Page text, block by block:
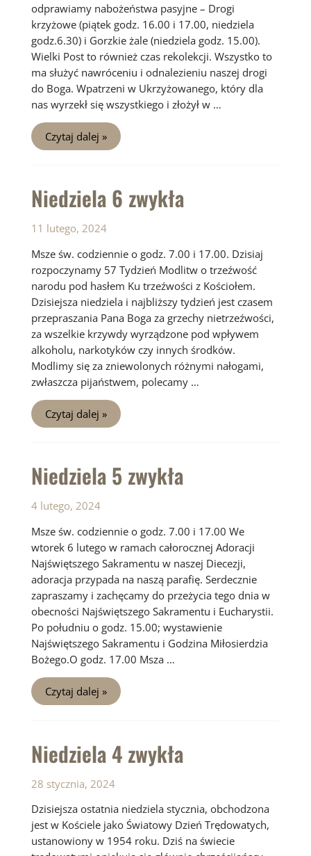
odprawiamy nabożeństwa pasyjne – Drogi
krzyżowe (piątek godz. 16.00 i 17.00, niedziela
godz.6.30) i Gorzkie żale (niedziela godz. 15.00).
Wielki Post to również czas rekolekcji. Wszystko to
ma służyć nawróceniu i odnalezieniu naszej drogi
do Boga. Wpatrzeni w Ukrzyżowanego, który dla
nas wyrzekł się wszystkiego i złożył w …
I
Niedziela
Wielkiego
Czytaj dalej »
Niedziela 6 zwykła
11 lutego, 2024
Msze św. codziennie o godz. 7.00 i 17.00. Dzisiaj
rozpoczynamy 57 Tydzień Modlitw o trzeźwość
narodu pod hasłem Ku trzeźwości z Kościołem.
Dzisiejsza niedziela i najbliższy tydzień jest czasem
przepraszania Pana Boga za grzechy nietrzeźwości,
za wszelkie krzywdy wyrządzone pod wpływem
alkoholu, narkotyków czy innych środków.
Modlimy się za zniewolonych różnymi nałogami,
zwłaszcza pijaństwem, polecamy …
Niedziela
6
zwykła
Czytaj dalej »
Niedziela 5 zwykła
4 lutego, 2024
Msze św. codziennie o godz. 7.00 i 17.00 We
wtorek 6 lutego w ramach całorocznej Adoracji
Najświętszego Sakramentu w naszej Diecezji,
adoracja przypada na naszą parafię. Serdecznie
zapraszamy i zachęcamy do przeżycia tego dnia w
obecności Najświętszego Sakramentu i Eucharystii.
Po południu o godz. 15.00; wystawienie
Najświętszego Sakramentu i Godzina Miłosierdzia
Bożego.O godz. 17.00 Msza …
Niedziela
5
zwykła
Czytaj dalej »
Niedziela 4 zwykła
28 stycznia, 2024
Dzisiejsza ostatnia niedziela stycznia, obchodzona
jest w Kościele jako Światowy Dzień Trędowatych,
ustanowiony w 1954 roku. Dziś na świecie